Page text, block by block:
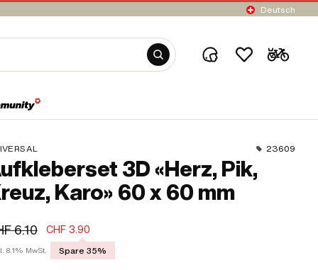
Deutsch
23609
3D «Herz, Pik,
Karo» 60 x 60 mm
6.10 CHF 3.90
8.1% MwSt. Spare 35%